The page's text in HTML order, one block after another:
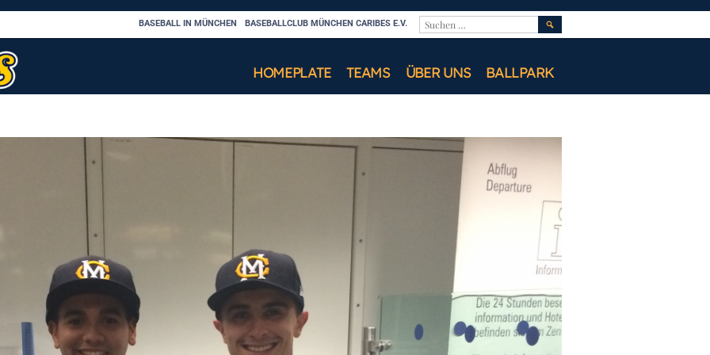
BASEBALL IN MÜNCHEN BASEBALLCLUB MÜNCHEN CARIBES E.V.
HOMEPLATE TEAMS ÜBER UNS BALLPARK
SUCHEN